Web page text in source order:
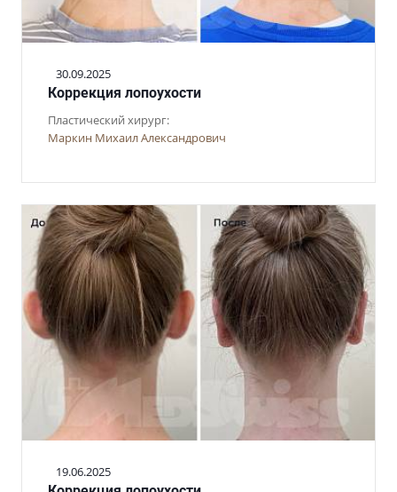
30.09.2025
Коррекция лопоухости
Пластический хирург:
Маркин Михаил Александрович
19.06.2025